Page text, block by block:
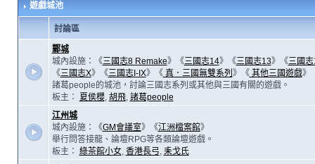
遊戲城池
討論區
鄴城
城內設施：《三國志8 Remake》《三國志14》《三國志13》《三國
《三國志X》《三國志I-IX》《真．三國無雙系列 》《其他三國遊戲》
諸葛people的城池，討論三國志系列或其他與三國有關的遊戲。
板主：
夏侯櫻, 胡飛, 諸葛people
江州城
城內設施：《GM會議室》《江洲檔案館》
舉行問答接龍、論壇RPG等各類論壇遊戲。
板主： 綠茶館小女, 香港長弓, 耒戈氏